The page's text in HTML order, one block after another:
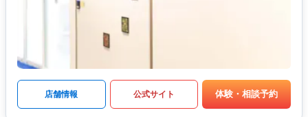
店舗情報 公式サイト 体験・相談予約